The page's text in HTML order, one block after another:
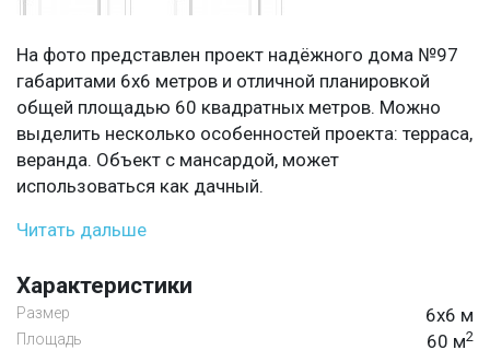
На фото представлен проект надёжного дома №97
габаритами 6х6 метров и отличной планировкой
общей площадью 60 квадратных метров. Можно
выделить несколько особенностей проекта: терраса,
веранда. Объект с мансардой, может
использоваться как дачный.
Читать дальше
Характеристики
Размер 6х6 м
Площадь 60 м2